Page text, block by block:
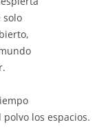
solo
los espacios.